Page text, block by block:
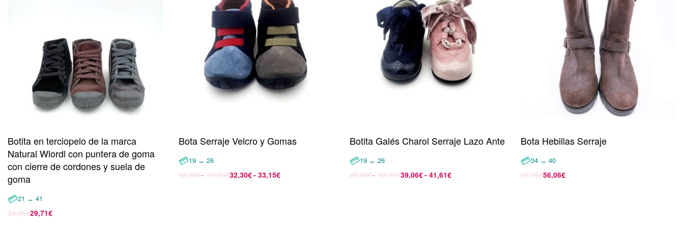
Botita en terciopelo de la marca
Natural Wlordl con puntera de goma
con cierre de cordones y suela de
goma
21 ↔ 41
34,95€29,71€
Bota Serraje Velcro y Gomas
19 ↔ 26
38,00€ 39,00€32,30€ 33,15€
Botita Galés Charol Serraje Lazo Ante
19 ↔ 26
45,95€ 48,95€39,06€ 41,61€
Bota Hebillas Serraje
34 ↔ 40
65,95€56,06€